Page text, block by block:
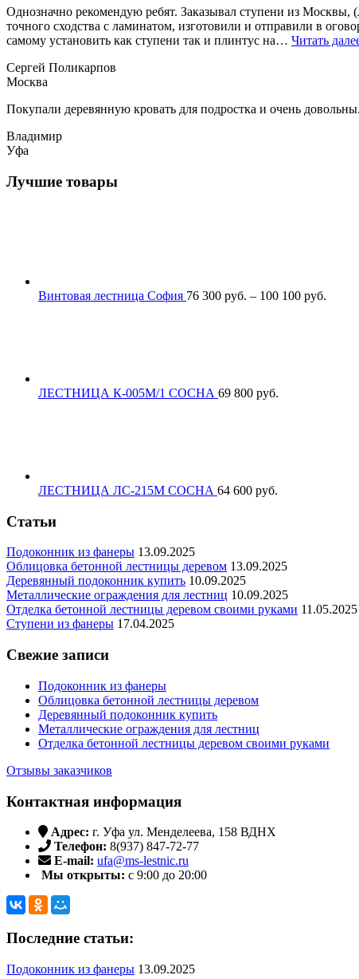
Однозначно рекомендую ребят. Заказывал ступени из Москвы,
точного сходства с ламинатом, изготовили и отправили в
самому установить как ступени так и плинтус на… Читать
Сергей Поликарпов
Москва
Покупали деревянную кровать для подростка и очень
Владимир
Уфа
Лучшие товары
Винтовая лестница София 76 300 руб. – 100 100 руб.
ЛЕСТНИЦА К-005М/1 СОСНА 69 800 руб.
ЛЕСТНИЦА ЛС-215М СОСНА 64 600 руб.
Статьи
Подоконник из фанеры 13.09.2025
Облицовка бетонной лестницы деревом 13.09.2025
Деревянный подоконник купить 10.09.2025
Металлические ограждения для лестниц 10.09.2025
Отделка бетонной лестницы деревом своими руками 11.05.2025
Ступени из фанеры 17.04.2025
Свежие записи
Подоконник из фанеры
Облицовка бетонной лестницы деревом
Деревянный подоконник купить
Металлические ограждения для лестниц
Отделка бетонной лестницы деревом своими руками
Отзывы заказчиков
Контактная информация
Адрес: г. Уфа ул. Менделеева, 158 ВДНХ
Телефон: 8(937) 847-72-77
E-mail: ufa@ms-lestnic.ru
Мы открыты: с 9:00 до 20:00
Последние статьи:
Подоконник из фанеры 13.09.2025